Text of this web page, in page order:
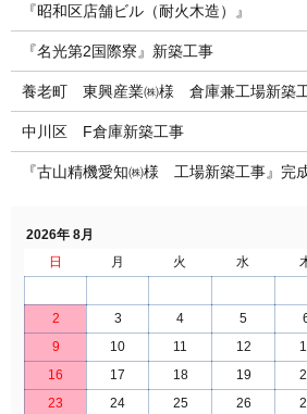
『昭和区店舗ビル（耐火木造）』
『名光第2国際寮』新築工事
養老町 東興産業㈱様 倉庫兼工場新築
中川区 F倉庫新築工事
『古山精機愛知㈱様 工場新築工事』完
2026年 8月
日
月 火 水
2
3 4 5
9
10 11 12
16
17 18 19
23
24 25 26